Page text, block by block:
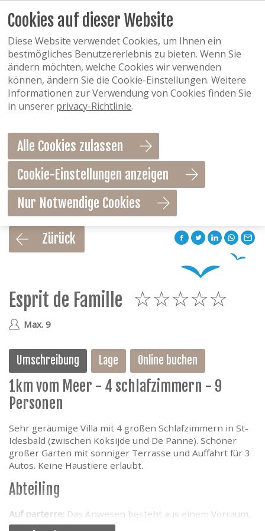
Als Favorit speichern
Zürück
Esprit de Famille
Max. 9
Umschreibung Lage Online buchen
1km vom Meer - 4 schlafzimmern - 9
Personen
Sehr geräumige Villa mit 4 großen Schlafzimmern in St-
Idesbald (zwischen Koksijde und De Panne). Schöner
großer Garten mit sonniger Terrasse und Auffahrt für 3
Autos. Keine Haustiere erlaubt.
Abteiling
Auf parterre: Das Anwesen besteht aus einem Vorraum,
separates WC, ein großes Wohnzimmer, moderne Küche
Cookies auf dieser Website
Diese Website verwendet Cookies, um Ihnen ein
bestmögliches Benutzererlebnis zu bieten. Wenn Sie
ändern möchten, welche Cookies wir verwenden
können, ändern Sie die Cookie-Einstellungen. Weitere
Informationen zur Verwendung von Cookies finden Sie
in unserer privacy-Richtlinie.
Alle Cookies zulassen
Cookie-Einstellungen anzeigen
Nur Notwendige Cookies